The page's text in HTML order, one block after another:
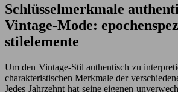
Schlüsselmerkmale
Vintage-Mode:
stilelemente
Um den Vintage-Stil authentisch zu
charakteristischen Merkmale der
Jedes Jahrzehnt hat seine eigenen